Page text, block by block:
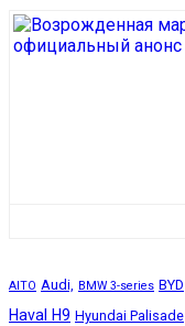
AITO Audi, BMW 3-series BYD
Haval H9 Hyundai Palisade